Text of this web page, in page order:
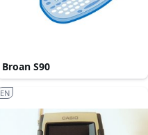
Broan S90
EN